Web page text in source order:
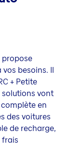
propose
besoins. Il
+ Petite
solutions vont
en
des voitures
de recharge,
frais